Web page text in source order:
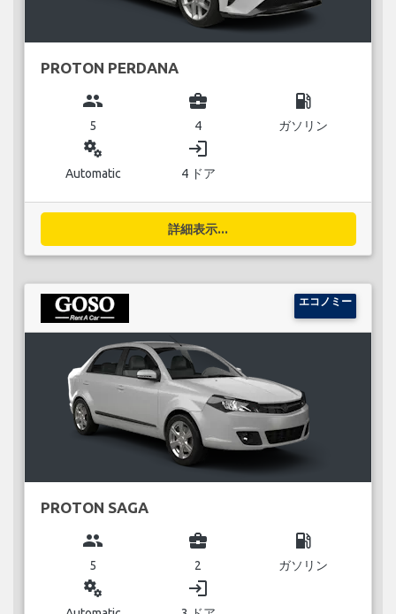
PROTON PERDANA
group
5
business_center
4
local_gas_station
ガソリン
miscellaneous_services
Automatic
login
4 ドア
詳細表示...
エコノミー
PROTON SAGA
group
5
business_center
2
local_gas_station
ガソリン
miscellaneous_services login